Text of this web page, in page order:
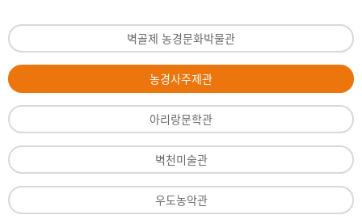
벽골제 농경문화박물관
농경사주제관
아리랑문학관
벽천미술관
우도농악관